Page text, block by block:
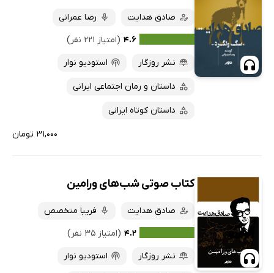
صادق هدایت
رضا عمرانی
۴.۶ (امتیاز ۲۲۱ نفر)
نشر روزگار
استودیو نوار
داستان و رمان اجتماعی ایرانی
داستان کوتاه ایرانی
۳۱,۰۰۰ تومان
کتاب صوتی شب‌های ورامین
صادق هدایت
فریبا متخصص
۴.۲ (امتیاز ۳۵ نفر)
نشر روزگار
استودیو نوار